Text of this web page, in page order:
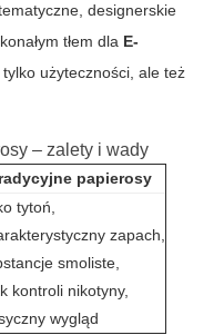
designerskie
tłem dla E-
użyteczności, ale też
– zalety i wady
papierosy
tytoń,
zapach,
smoliste,
kontroli nikotyny,
wygląd